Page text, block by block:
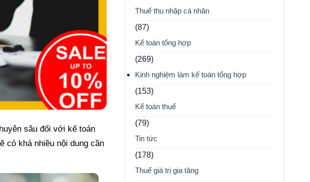
sâu đối với kế toán
có khá nhiều nội dung cần
Thuế thu nhập cá nhân
(87)
Kế toán tổng hợp
(269)
Kinh nghiệm làm kế toán tổng hợp
(153)
Kế toán thuế
(79)
Tin tức
(178)
Thuế giá trị gia tăng